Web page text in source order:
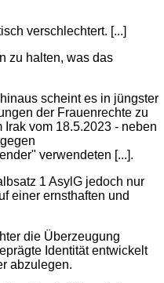
verschlechtert. [...]
zu halten, was das
scheint es in jüngster
der Frauenrechte zu
vom 18.5.2023 - neben
verwendeten [...].
1 AsylG jedoch nur
einer ernsthaften und
die Überzeugung
Identität entwickelt
abzulegen.